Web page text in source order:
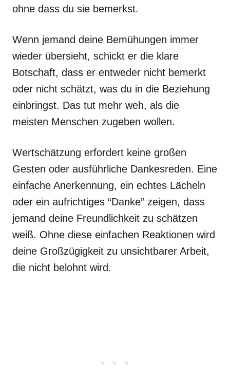
ohne dass du sie bemerkst.
Wenn jemand deine Bemühungen immer
wieder übersieht, schickt er die klare
Botschaft, dass er entweder nicht bemerkt
oder nicht schätzt, was du in die Beziehung
einbringst. Das tut mehr weh, als die
meisten Menschen zugeben wollen.
Wertschätzung erfordert keine großen
Gesten oder ausführliche Dankesreden. Eine
einfache Anerkennung, ein echtes Lächeln
oder ein aufrichtiges “Danke” zeigen, dass
jemand deine Freundlichkeit zu schätzen
weiß. Ohne diese einfachen Reaktionen wird
deine Großzügigkeit zu unsichtbarer Arbeit,
die nicht belohnt wird.